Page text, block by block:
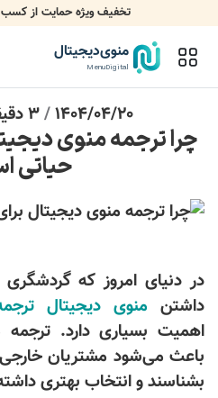
تخفیف ویژه حمایت از کسب
منوی‌دیجیتال
MenuDigital
1404/04/20
/3 دقیقه برای خواندن
چرا ترجمه منوی
حیاتی
در دنیای امروز که
داشتن منوی دیجیتال
اهمیت بسیاری دارد.
باعث می‌شود مشتریان خارجی
بشناسند و انتخاب بهتری